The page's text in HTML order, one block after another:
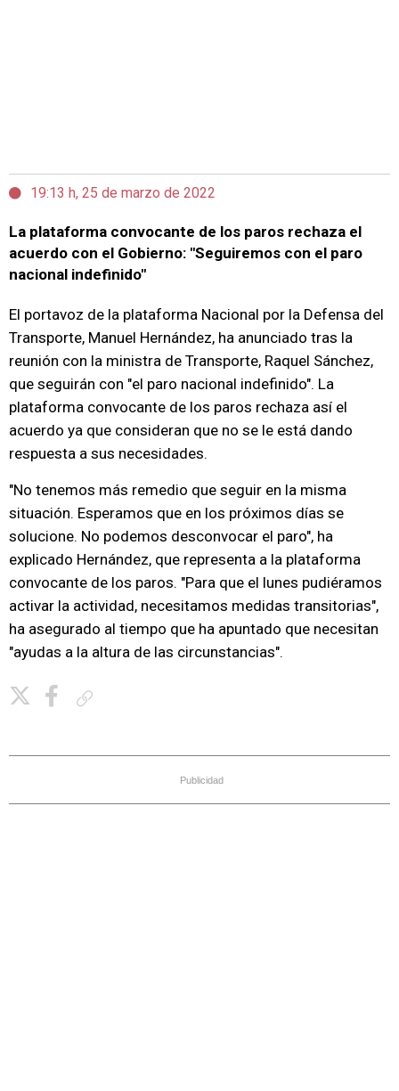
19:13 h, 25 de marzo de 2022
La plataforma convocante de los paros rechaza el
acuerdo con el Gobierno: "Seguiremos con el paro
nacional indefinido"
El portavoz de la plataforma Nacional por la Defensa del
Transporte, Manuel Hernández, ha anunciado tras la
reunión con la ministra de Transporte, Raquel Sánchez,
que seguirán con "el paro nacional indefinido". La
plataforma convocante de los paros rechaza así el
acuerdo ya que consideran que no se le está dando
respuesta a sus necesidades.
"No tenemos más remedio que seguir en la misma
situación. Esperamos que en los próximos días se
solucione. No podemos desconvocar el paro", ha
explicado Hernández, que representa a la plataforma
convocante de los paros. "Para que el lunes pudiéramos
activar la actividad, necesitamos medidas transitorias",
ha asegurado al tiempo que ha apuntado que necesitan
"ayudas a la altura de las circunstancias".
Publicidad